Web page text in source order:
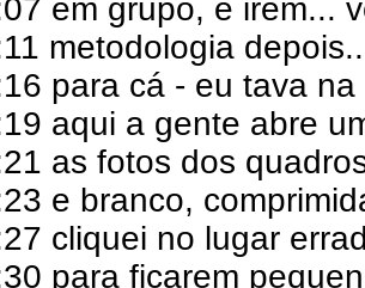
em grupo, e irem...
metodologia
para cá - eu tava
aqui a gente abre
as fotos dos
e branco,
cliquei no lugar
para ficarem